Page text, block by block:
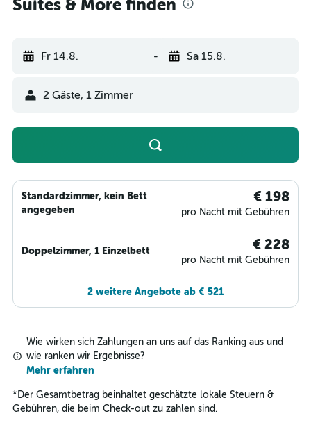
Suites & More finden
Fr 14.8. - Sa 15.8.
2 Gäste, 1 Zimmer
Standardzimmer, kein Bett
angegeben
€ 198
pro Nacht mit Gebühren
Doppelzimmer, 1 Einzelbett € 228
pro Nacht mit Gebühren
2 weitere Angebote ab € 521
Wie wirken sich Zahlungen an uns auf das Ranking aus und
wie ranken wir Ergebnisse?
Mehr erfahren
* Der Gesamtbetrag beinhaltet geschätzte lokale Steuern &
Gebühren, die beim Check-out zu zahlen sind.